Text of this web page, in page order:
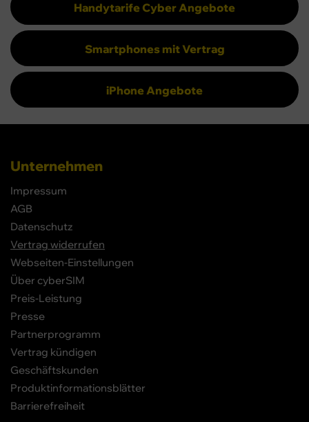
Handytarife Cyber Angebote
Smartphones mit Vertrag
iPhone Angebote
Unternehmen
Impressum
AGB
Datenschutz
Vertrag widerrufen
Webseiten-Einstellungen
Über cyberSIM
Preis-Leistung
Presse
Partnerprogramm
Vertrag kündigen
Geschäftskunden
Produktinformationsblätter
Barrierefreiheit